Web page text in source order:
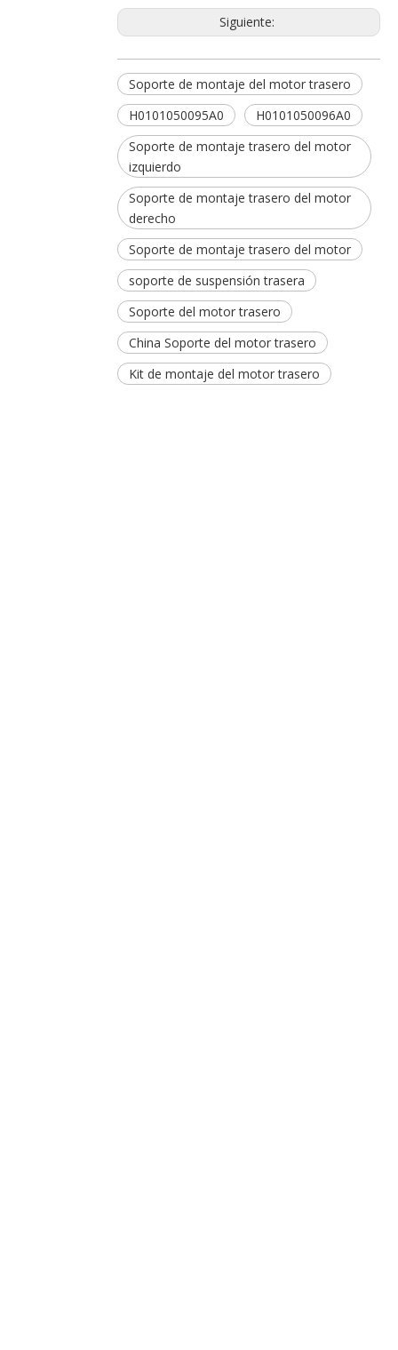
Siguiente:
Soporte de montaje del motor trasero
H0101050095A0
H0101050096A0
Soporte de montaje trasero del motor
izquierdo
Soporte de montaje trasero del motor
derecho
Soporte de montaje trasero del motor
soporte de suspensión trasera
Soporte del motor trasero
China Soporte del motor trasero
Kit de montaje del motor trasero